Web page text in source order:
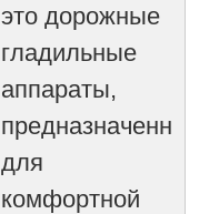
это дорожные
гладильные
аппараты,
предназначенные
для
комфортной